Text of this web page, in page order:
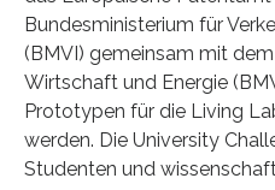
Bundesministerium für
(BMVI) gemeinsam mit
Wirtschaft und Energie
Prototypen für die Living
werden. Die University
Studenten und